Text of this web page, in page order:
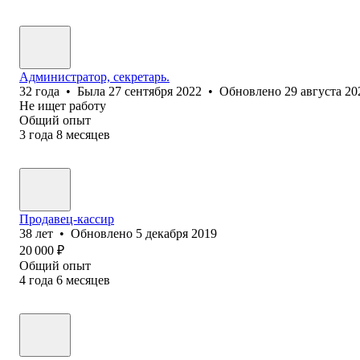
Администратор, секретарь.
32 года • Была 27 сентября 2022 • Обновлено 29 августа
Не ищет работу
Общий опыт
3 года 8 месяцев
Продавец-кассир
38 лет • Обновлено 5 декабря 2019
20 000 ₽
Общий опыт
4 года 6 месяцев